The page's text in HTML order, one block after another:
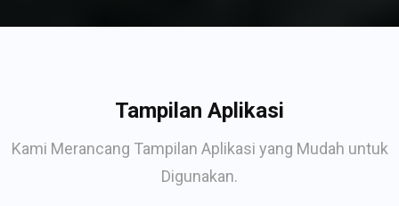
Tampilan Aplikasi
Kami Merancang Tampilan Aplikasi yang Mudah untuk
Digunakan.